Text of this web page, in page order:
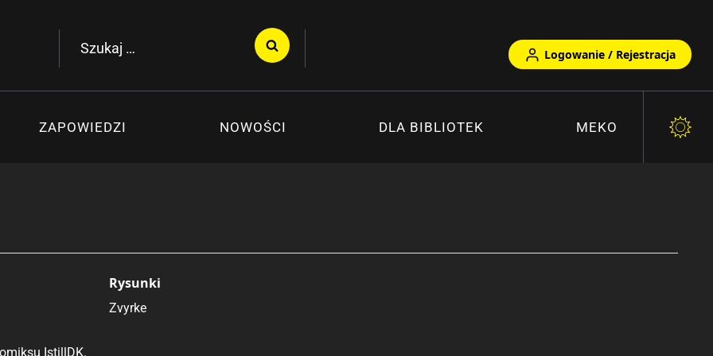
Szukaj:
Logowanie / Rejestracja
ZAPOWIEDZI NOWOŚCI DLA BIBLIOTEK MEKO
Rysunki
Zvyrke
IstillDK.